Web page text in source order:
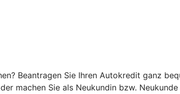
Beantragen Sie Ihren Autokredit ganz
machen Sie als Neukundin bzw.